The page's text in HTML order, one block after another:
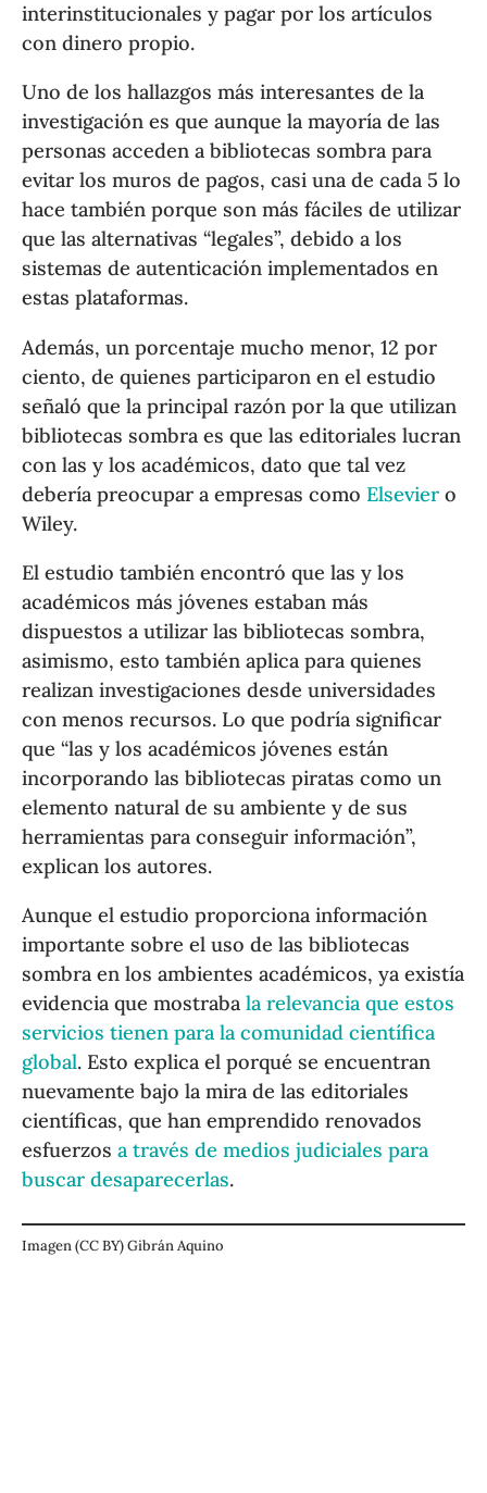
interinstitucionales y pagar por los artículos
con dinero propio.
Uno de los hallazgos más interesantes de la
investigación es que aunque la mayoría de las
personas acceden a bibliotecas sombra para
evitar los muros de pagos, casi una de cada 5 lo
hace también porque son más fáciles de utilizar
que las alternativas “legales”, debido a los
sistemas de autenticación implementados en
estas plataformas.
Además, un porcentaje mucho menor, 12 por
ciento, de quienes participaron en el estudio
señaló que la principal razón por la que utilizan
bibliotecas sombra es que las editoriales lucran
con las y los académicos, dato que tal vez
debería preocupar a empresas como Elsevier o
Wiley.
El estudio también encontró que las y los
académicos más jóvenes estaban más
dispuestos a utilizar las bibliotecas sombra,
asimismo, esto también aplica para quienes
realizan investigaciones desde universidades
con menos recursos. Lo que podría significar
que “las y los académicos jóvenes están
incorporando las bibliotecas piratas como un
elemento natural de su ambiente y de sus
herramientas para conseguir información”,
explican los autores.
Aunque el estudio proporciona información
importante sobre el uso de las bibliotecas
sombra en los ambientes académicos, ya existía
evidencia que mostrabala relevancia que estos
servicios tienen para la comunidad científica
global. Esto explica el porqué se encuentran
nuevamente bajo la mira de las editoriales
científicas, que han emprendido renovados
esfuerzosa través de medios judiciales para
buscar desaparecerlas.
Imagen (CC BY) Gibrán Aquino